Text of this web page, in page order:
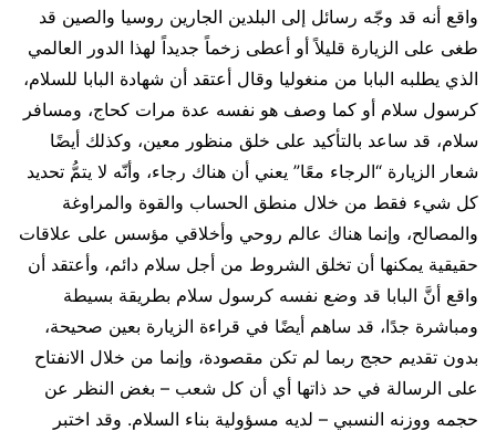
واقع أنه قد وجّه رسائل إلى البلدين الجارين روسيا والصين قد
طغى على الزيارة قليلاً أو أعطى زخماً جديداً لهذا الدور العالمي
الذي يطلبه البابا من منغوليا وقال أعتقد أن شهادة البابا للسلام،
كرسول سلام أو كما وصف هو نفسه عدة مرات كحاج، ومسافر
سلام، قد ساعد بالتأكيد على خلق منظور معين، وكذلك أيضًا
شعار الزيارة “الرجاء معًا” يعني أن هناك رجاء، وأنّه لا يتمُّ تحديد
كل شيء فقط من خلال منطق الحساب والقوة والمراوغة
والمصالح، وإنما هناك عالم روحي وأخلاقي مؤسس على علاقات
حقيقية يمكنها أن تخلق الشروط من أجل سلام دائم، وأعتقد أن
واقع أنَّ البابا قد وضع نفسه كرسول سلام بطريقة بسيطة
ومباشرة جدًا، قد ساهم أيضًا في قراءة الزيارة بعين صحيحة،
بدون تقديم حجج ربما لم تكن مقصودة، وإنما من خلال الانفتاح
على الرسالة في حد ذاتها أي أن كل شعب – بغض النظر عن
حجمه ووزنه النسبي – لديه مسؤولية بناء السلام. وقد اختبر